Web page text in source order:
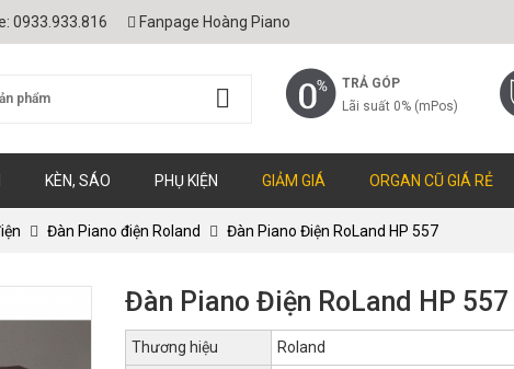
0933.933.816 Fanpage Hoàng Piano
TRẢ GÓP
Lãi suất 0% (mPos)
KÈN, SÁO PHỤ KIỆN GIẢM GIÁ ORGAN CŨ GIÁ RẺ
Đàn Piano điện Roland Đàn Piano Điện RoLand HP 557
Đàn Piano Điện RoLand HP 557
Thương hiệu
Roland